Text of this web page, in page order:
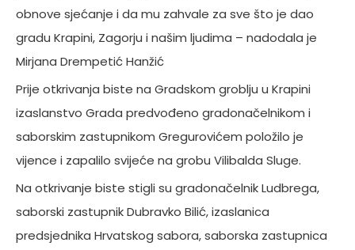
obnove sjećanje i da mu zahvale za sve što je dao
gradu Krapini, Zagorju i našim ljudima – nadodala je
Mirjana Drempetić Hanžić
Prije otkrivanja biste na Gradskom groblju u Krapini
izaslanstvo Grada predvođeno gradonačelnikom i
saborskim zastupnikom Gregurovićem položilo je
vijence i zapalilo svijeće na grobu Vilibalda Sluge.
Na otkrivanje biste stigli su gradonačelnik Ludbrega,
saborski zastupnik Dubravko Bilić, izaslanica
predsjednika Hrvatskog sabora, saborska zastupnica